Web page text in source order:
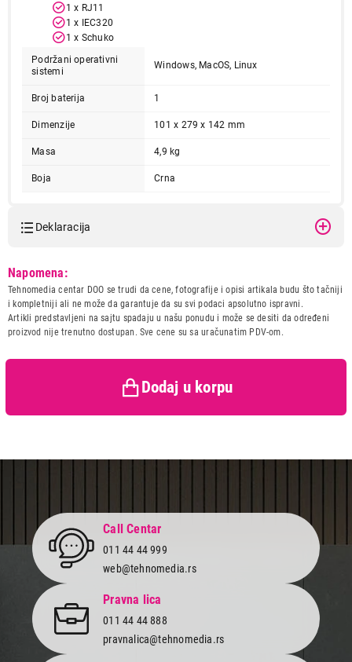
1 x RJ11
1 x IEC320
1 x Schuko
Podržani operativni
sistemi
Windows, MacOS, Linux
Broj baterija 1
Dimenzije 101 x 279 x 142 mm
Masa 4,9 kg
Boja Crna
Deklaracija
Naziv i vrsta robe:
ELEKTRO ZASTITA I
NAPAJANJE
Uvoznik:
TELIT POWER DOO
kupaca po osnovu zakona o
zaštiti potrošača
Napomena:
Tehnomedia centar DOO se trudi da cene, fotografije i opisi artikala budu što tačniji
i kompletniji ali ne može da garantuje da su svi podaci apsolutno ispravni.
Artikli predstavljeni na sajtu spadaju u našu ponudu i može se desiti da određeni
proizvod nije trenutno dostupan. Sve cene su sa uračunatim PDV-om.
Dodaj u korpu
ELEKTRO ZASTITE I NAPAJANJA
GTEC PLN-850 850VA/480W UPS
Proizvod je dodat u korpu.
Ukupno u korpi:0,00
Završi kupovinu
Call Centar
011 44 44 999
web@tehnomedia.rs
Pravna lica
011 44 44 888
pravnalica@tehnomedia.rs